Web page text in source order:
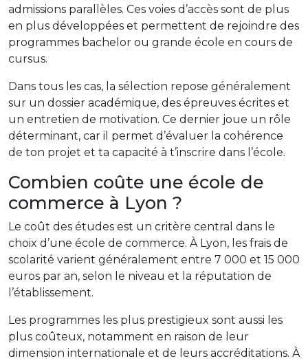
admissions parallèles. Ces voies d’accès sont de plus
en plus développées et permettent de rejoindre des
programmes bachelor ou grande école en cours de
cursus.
Dans tous les cas, la sélection repose généralement
sur un dossier académique, des épreuves écrites et
un entretien de motivation. Ce dernier joue un rôle
déterminant, car il permet d’évaluer la cohérence
de ton projet et ta capacité à t’inscrire dans l’école.
Combien coûte une école de
commerce à Lyon ?
Le coût des études est un critère central dans le
choix d’une école de commerce. À Lyon, les frais de
scolarité varient généralement entre 7 000 et 15 000
euros par an, selon le niveau et la réputation de
l’établissement.
Les programmes les plus prestigieux sont aussi les
plus coûteux, notamment en raison de leur
dimension internationale et de leurs accréditations. À